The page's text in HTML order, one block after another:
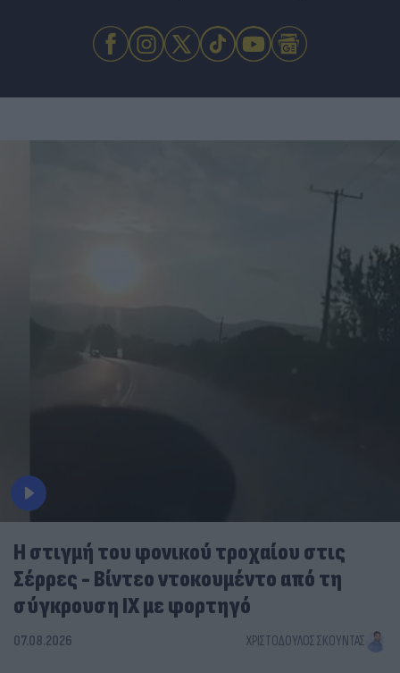
Η στιγμή του φονικού τροχαίου στις
Σέρρες - Βίντεο ντοκουμέντο από τη
σύγκρουση ΙΧ με φορτηγό
07.08.2026 ΧΡΙΣΤΌΔΟΥΛΟΣ ΣΚΟΎΝΤΑΣ